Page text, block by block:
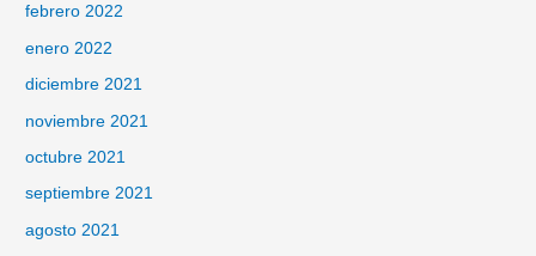
febrero 2022
enero 2022
diciembre 2021
noviembre 2021
octubre 2021
septiembre 2021
agosto 2021